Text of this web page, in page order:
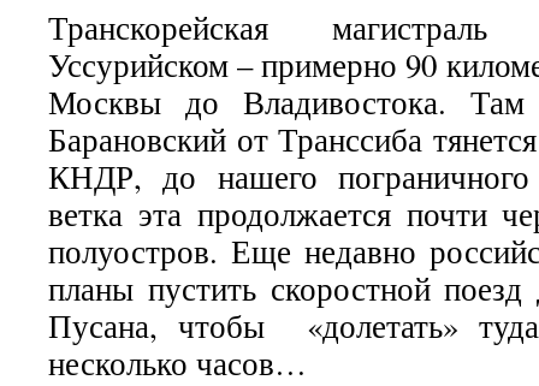
Транскорейская
Уссурийском – примерно 90
Москвы до Владивостока. Там
Барановский от Транссиба
КНДР, до нашего
ветка эта продолжается почти
полуостров. Еще недавно
планы пустить скоростной
Пусана, чтобы «долетать»
несколько часов…